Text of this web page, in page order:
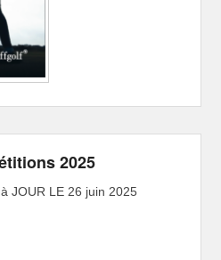
2025
JOUR LE 26 juin 2025